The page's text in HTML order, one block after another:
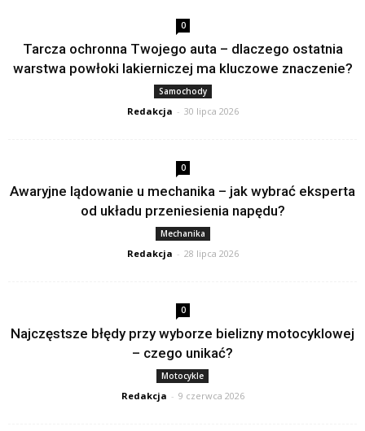
0
Tarcza ochronna Twojego auta – dlaczego ostatnia
warstwa powłoki lakierniczej ma kluczowe znaczenie?
Samochody
Redakcja - 30 lipca 2026
0
Awaryjne lądowanie u mechanika – jak wybrać eksperta
od układu przeniesienia napędu?
Mechanika
Redakcja - 28 lipca 2026
0
Najczęstsze błędy przy wyborze bielizny motocyklowej
– czego unikać?
Motocykle
Redakcja - 9 czerwca 2026